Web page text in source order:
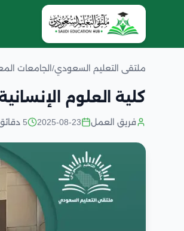
ملتقى التعليم السعودي/ الجامعات
كلية العلوم
فريق العمل 2025-08-23 5 دقائق قراءة